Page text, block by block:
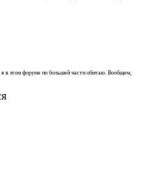
в этом форуме по большей части обитаю. Вообщем,